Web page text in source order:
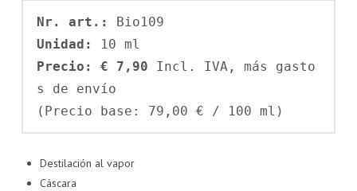
Nr. art.:
Unidad:
Precio: € 7,90 Incl. IVA, más gasto
s de envío
(Precio base: 79,00 € / 100 ml)
Destilación al vapor
Cáscara